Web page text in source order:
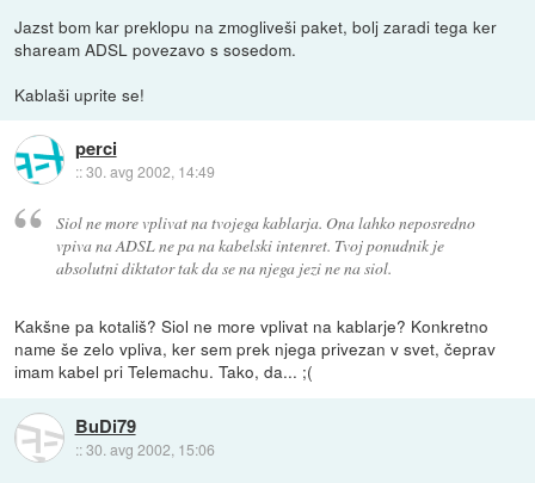
Jazst bom kar preklopu na zmogliveši paket, bolj zaradi tega ker
shaream ADSL povezavo s sosedom.
Kablaši uprite se!
perci
::30. avg 2002, 14:49
Siol ne more vplivat na tvojega kablarja. Ona lahko neposredno
vpiva na ADSL ne pa na kabelski intenret. Tvoj ponudnik je
absolutni diktator tak da se na njega jezi ne na siol.
Kakšne pa kotališ? Siol ne more vplivat na kablarje? Konkretno
name še zelo vpliva, ker sem prek njega privezan v svet, čeprav
imam kabel pri Telemachu. Tako, da... ;(
BuDi79
::30. avg 2002, 15:06